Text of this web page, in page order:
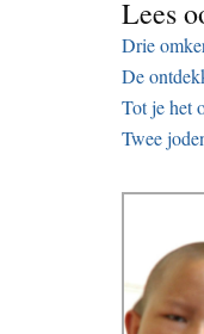
Lees
Drie
De
Tot je het
Twee